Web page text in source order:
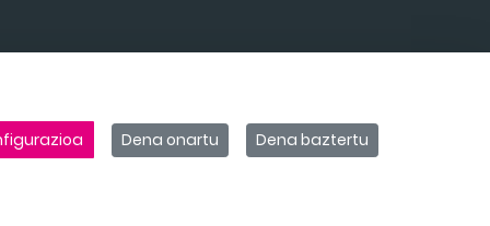
Dena onartu Dena baztertu